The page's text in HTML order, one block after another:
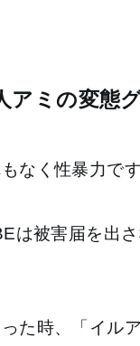
アミの変態
なく性暴力で
は被害届を出
た時、「イル